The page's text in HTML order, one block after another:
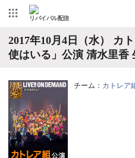
リバイバル配信
2017年10月4日（水） カ
使はいる」公演 清水里香
チーム： カトレア